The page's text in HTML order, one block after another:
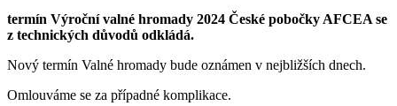
termín Výroční valné hromady 2024 České pobočky AFCEA se
z technických důvodů odkládá.
Nový termín Valné hromady bude oznámen v nejbližších dnech.
Omlouváme se za případné komplikace.